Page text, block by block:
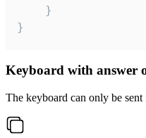
}
Keyboard with answer
The keyboard can only be